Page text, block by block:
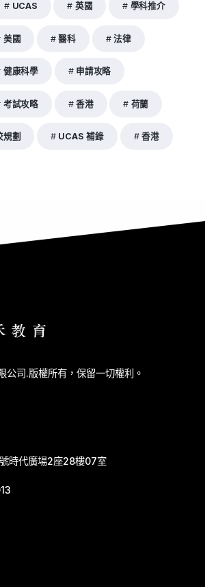
UCAS 英國 學科推介
美國 醫科 法律
健康科學 申請攻略
考試攻略 香港 荷蘭
規劃 UCAS 補錄 香港
公司.版權所有，保留一切權利。
時代廣場2座28樓07室